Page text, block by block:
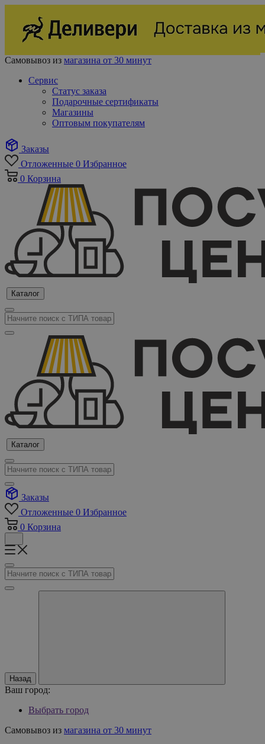
Самовывоз из магазина от 30 минут
Сервис
Статус заказа
Подарочные сертификаты
Магазины
Оптовым покупателям
Заказы
Отложенные 0 Избранное
0 Корзина
Каталог
Каталог
Заказы
Отложенные 0 Избранное
0 Корзина
Назад
Ваш город:
Выбрать город
Самовывоз из магазина от 30 минут